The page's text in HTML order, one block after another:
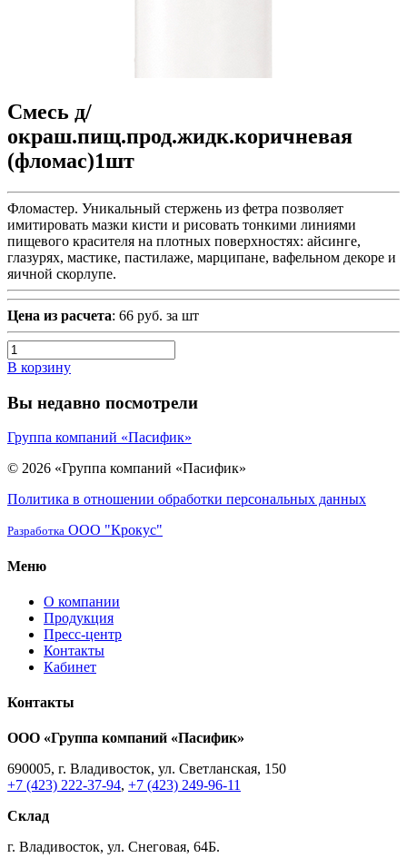
Смесь д/
окраш.пищ.прод.жидк.коричневая
(фломас)1шт
Фломастер. Уникальный стержень из фетра позволяет
имитировать мазки кисти и рисовать тонкими линиями
пищевого красителя на плотных поверхностях: айсинге,
глазурях, мастике, пастилаже, марципане, вафельном декоре и
яичной скорлупе.
Цена из расчета: 66 руб. за шт
В корзину
Вы недавно посмотрели
Группа компаний «Пасифик»
© 2026 «Группа компаний «Пасифик»
Политика в отношении обработки персональных данных
Разработка ООО "Крокус"
Меню
О компании
Продукция
Пресс-центр
Контакты
Кабинет
Контакты
ООО «Группа компаний «Пасифик»
690005, г. Владивосток, ул. Светланская, 150
+7 (423) 222-37-94, +7 (423) 249-96-11
Склад
г. Владивосток, ул. Снеговая, 64Б.